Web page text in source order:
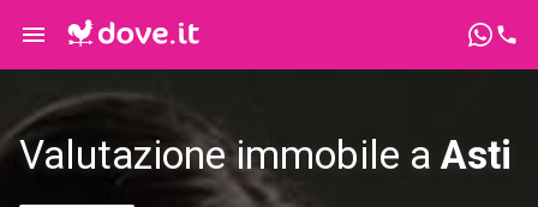
Valutazione immobile a Asti